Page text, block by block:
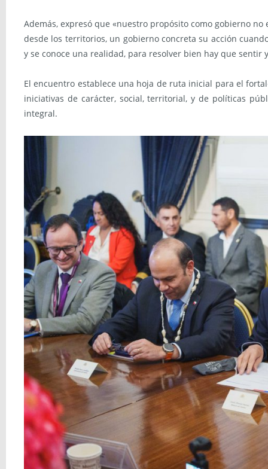
Además, expresó que «nuestro propósito como gobierno
desde los territorios, un gobierno concreta su acción
y se conoce una realidad, para resolver bien hay que sentir
El encuentro establece una hoja de ruta inicial para el
iniciativas de carácter, social, territorial, y de políticas
integral.